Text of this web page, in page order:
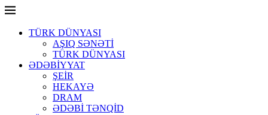
TÜRK DÜNYASI
AŞIQ SƏNƏTİ
TÜRK DÜNYASI
ƏDƏBİYYAT
ŞEİR
HEKAYƏ
DRAM
ƏDƏBİ TƏNQİD